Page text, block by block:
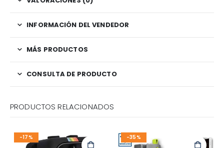
INFORMACIÓN DEL VENDEDOR
MÁS PRODUCTOS
CONSULTA DE PRODUCTO
PRODUCTOS RELACIONADOS
-17% -35%